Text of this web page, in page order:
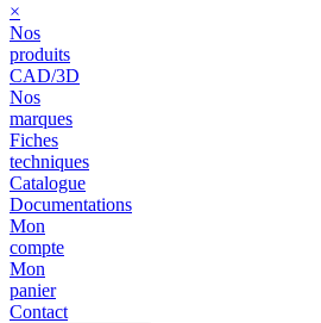
×
Nos
produits
CAD/3D
Nos
marques
Fiches
techniques
Catalogue
Documentations
Mon
compte
Mon
panier
Contact